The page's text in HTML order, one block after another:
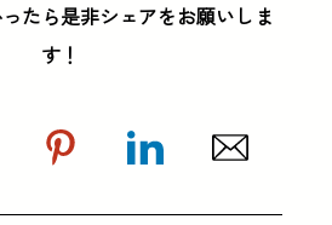
たら是非シェアをお願いしま
す！